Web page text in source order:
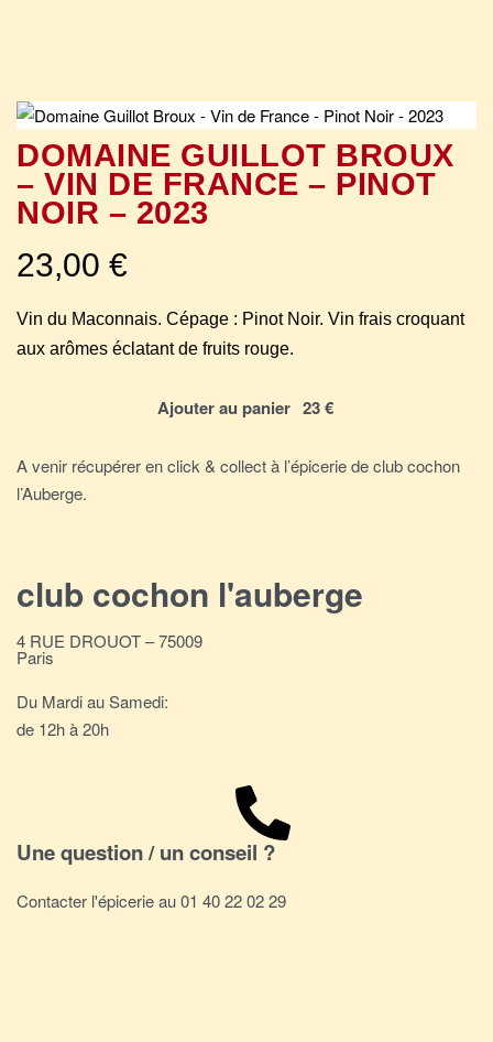
DOMAINE GUILLOT BROUX
– VIN DE FRANCE – PINOT
NOIR – 2023
23,00 €
Vin du Maconnais. Cépage : Pinot Noir. Vin frais croquant
aux arômes éclatant de fruits rouge.
Ajouter au panier
A venir récupérer en click & collect à l’épicerie de club cochon
l’Auberge.
club cochon l'auberge
4 RUE DROUOT – 75009
Paris
Du Mardi au Samedi:
de 12h à 20h
Une question / un conseil ?
Contacter l'épicerie au 01 40 22 02 29